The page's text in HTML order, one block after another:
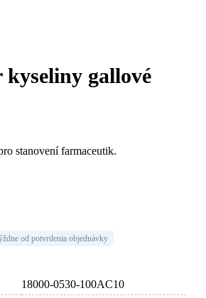
kyseliny gallové
stanovení farmaceutik.
od potvrdenia objednávky
18000-0530-100AC10